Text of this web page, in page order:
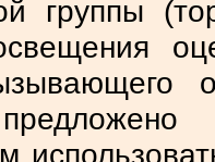
группы